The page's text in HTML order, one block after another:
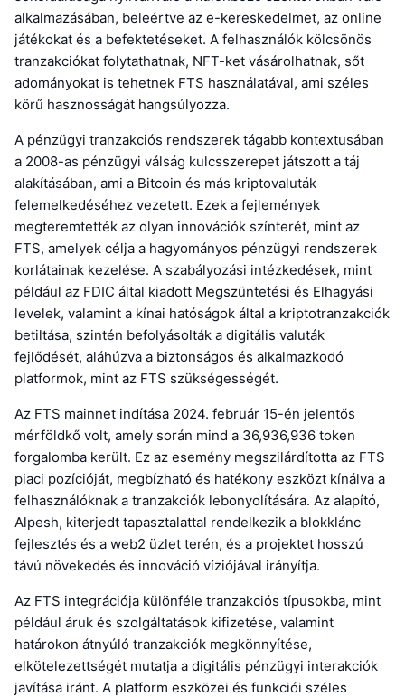
alkalmazásában, beleértve az e-kereskedelmet, az online
játékokat és a befektetéseket. A felhasználók kölcsönös
tranzakciókat folytathatnak, NFT-ket vásárolhatnak, sőt
adományokat is tehetnek FTS használatával, ami széles
körű hasznosságát hangsúlyozza.
A pénzügyi tranzakciós rendszerek tágabb kontextusában
a 2008-as pénzügyi válság kulcsszerepet játszott a táj
alakításában, ami a Bitcoin és más kriptovaluták
felemelkedéséhez vezetett. Ezek a fejlemények
megteremtették az olyan innovációk színterét, mint az
FTS, amelyek célja a hagyományos pénzügyi rendszerek
korlátainak kezelése. A szabályozási intézkedések, mint
például az FDIC által kiadott Megszüntetési és Elhagyási
levelek, valamint a kínai hatóságok által a kriptotranzakciók
betiltása, szintén befolyásolták a digitális valuták
fejlődését, aláhúzva a biztonságos és alkalmazkodó
platformok, mint az FTS szükségességét.
Az FTS mainnet indítása 2024. február 15-én jelentős
mérföldkő volt, amely során mind a 36,936,936 token
forgalomba került. Ez az esemény megszilárdította az FTS
piaci pozícióját, megbízható és hatékony eszközt kínálva a
felhasználóknak a tranzakciók lebonyolítására. Az alapító,
Alpesh, kiterjedt tapasztalattal rendelkezik a blokklánc
fejlesztés és a web2 üzlet terén, és a projektet hosszú
távú növekedés és innováció víziójával irányítja.
Az FTS integrációja különféle tranzakciós típusokba, mint
például áruk és szolgáltatások kifizetése, valamint
határokon átnyúló tranzakciók megkönnyítése,
elkötelezettségét mutatja a digitális pénzügyi interakciók
javítása iránt. A platform eszközei és funkciói széles